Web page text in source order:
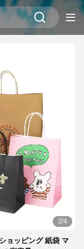
2/4
ョッピング 紙袋 マ